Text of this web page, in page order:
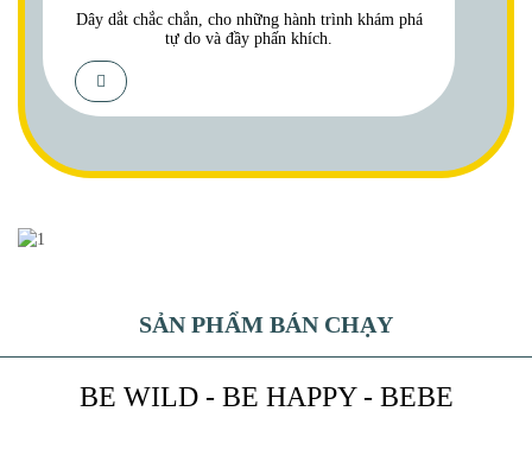
Dây dắt chắc chắn, cho những hành trình khám phá
tự do và đầy phấn khích.
SẢN PHẨM BÁN CHẠY
BE WILD - BE HAPPY - BEBE